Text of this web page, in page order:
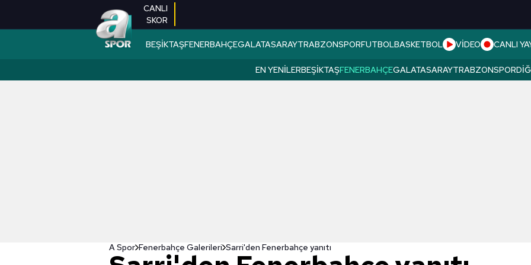
CANLI
SKOR
BEŞİKTAŞFENERBAHÇEGALATASARAYTRABZONSPORFUTBOLBASKETBOL VİDEO CANLI
EN YENILERBEŞIKTAŞFENERBAHÇEGALATASARAYTRABZONSPOR
A Spor Fenerbahçe Galerileri Sarri'den Fenerbahçe yanıtı